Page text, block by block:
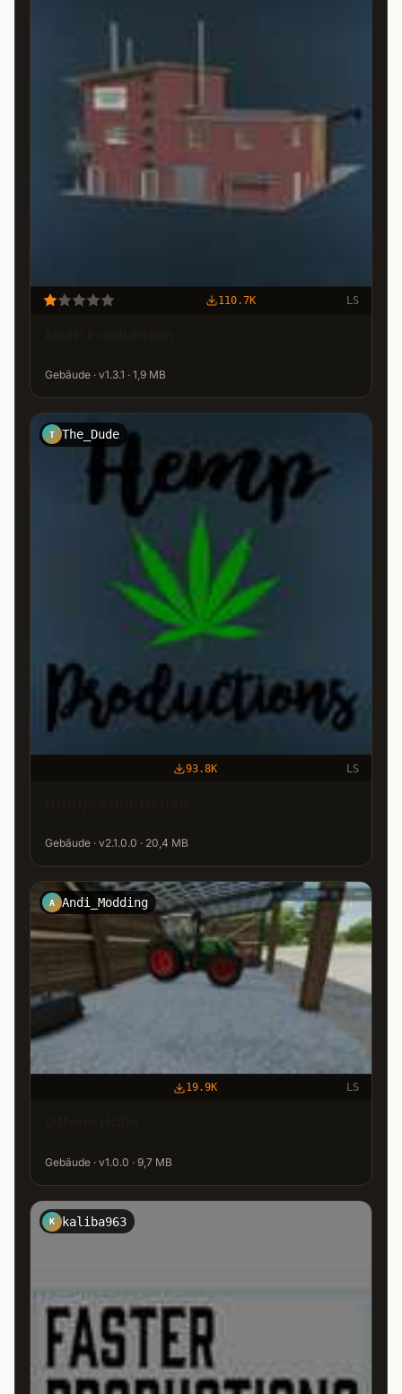
110.7K LS
Gebäude · v1.3.1 · 1,9 MB
T The_Dude
93.8K LS
Gebäude · v2.1.0.0 · 20,4 MB
A Andi_Modding
19.9K LS
Gebäude · v1.0.0 · 9,7 MB
K kaliba963